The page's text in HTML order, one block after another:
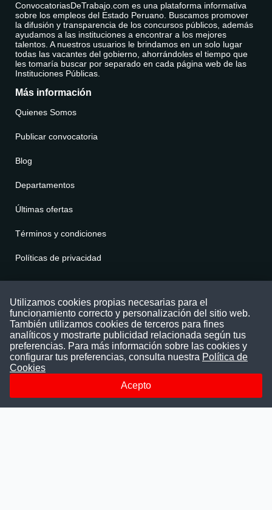
ConvocatoriasDeTrabajo.com es una plataforma informativa
sobre los empleos del Estado Peruano. Buscamos promover
la difusión y transparencia de los concursos públicos, además
ayudamos a las instituciones a encontrar a los mejores
talentos. A nuestros usuarios le brindamos en un solo lugar
todas las vacantes del gobierno, ahorrándoles el tiempo que
les tomaría buscar por separado en cada página web de las
Instituciones Públicas.
Más información
Quienes Somos
Publicar convocatoria
Blog
Departamentos
Últimas ofertas
Términos y condiciones
Políticas de privacidad
Puede comunicarse con nosotros a través
nuestras redes sociales o del correo:
contacto@convocatoriasdetrabajo.com
Siguenos en:
Utilizamos cookies propias necesarias para el
funcionamiento correcto y personalización del sitio web.
También utilizamos cookies de terceros para fines
analíticos y mostrarte publicidad relacionada según tus
preferencias. Para más información sobre las cookies y
configurar tus preferencias, consulta nuestra Política de
Cookies
Acepto